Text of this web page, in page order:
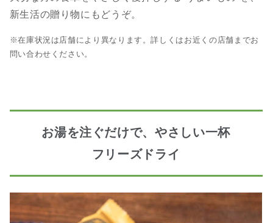
新生活の贈り物にもどうぞ。
※在庫状況は店舗により異なります。詳しくはお近くの店舗までお
問い合わせください。
お湯を注ぐだけで、やさしい一杯
フリーズドライ